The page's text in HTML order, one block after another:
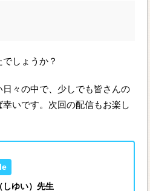
しょうか？
々の中で、少しでも皆さんの
いです。次回の配信もお楽し
しゆい）先生